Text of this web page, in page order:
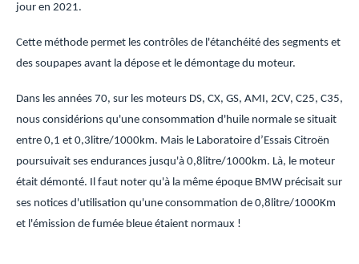
jour en 2021.
Cette méthode permet les contrôles de l'étanchéité des segments et
des soupapes avant la dépose et le démontage du moteur.
Dans les années 70, sur les moteurs DS, CX, GS, AMI, 2CV, C25, C35,
nous considérions qu'une consommation d'huile normale se situait
entre 0,1 et 0,3litre/1000km. Mais le Laboratoire d’Essais Citroën
poursuivait ses endurances jusqu'à 0,8litre/1000km. Là, le moteur
était démonté. Il faut noter qu'à la même époque BMW précisait sur
ses notices d'utilisation qu'une consommation de 0,8litre/1000Km
et l'émission de fumée bleue étaient normaux !